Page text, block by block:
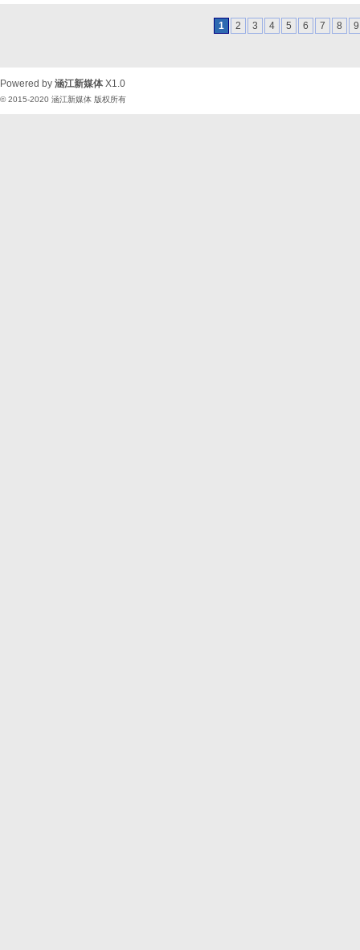
行风险形成多重防护
1 2 3 4 5 6 7 8 9
Powered by 涵江新媒体 X1.0
© 2015-2020 涵江新媒体 版权所有